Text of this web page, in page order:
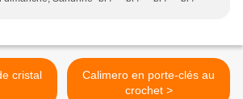
cristal
Calimero en porte-clés au
crochet >